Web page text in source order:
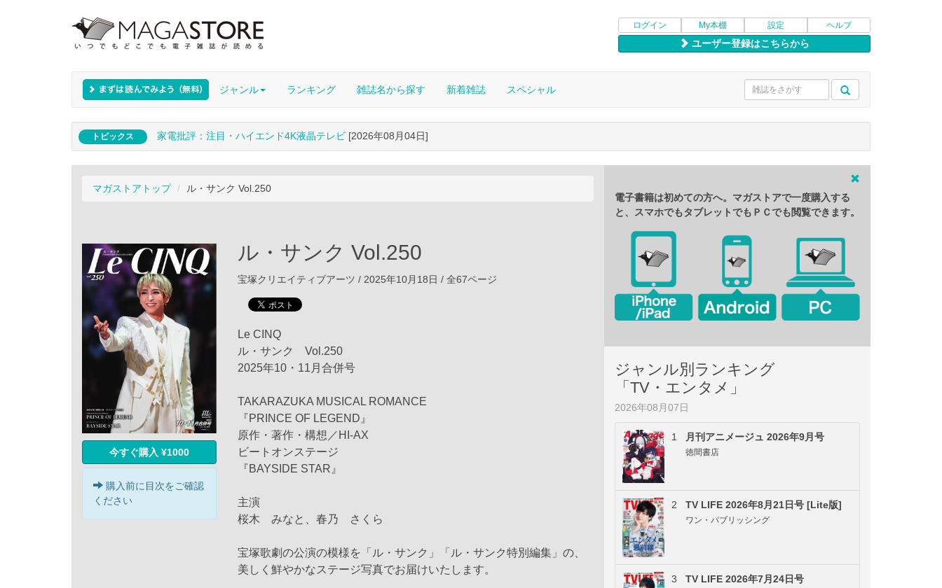
ログイン My本棚 設定 ヘルプ
ユーザー登録はこちらから
ジャンル ランキング 雑誌名から探す 新着雑誌 スペシャル
トピックス 家電批評：注目・ハイエンド4K液晶テレビ [2026年08月04日]
マガストアトップ ル・サンク Vol.250
今すぐ購入 ¥1000
購入前に目次をご確認
ください
ル・サンク Vol.250
宝塚クリエイティブアーツ / 2025年10月18日 / 全67ページ
Le CINQ
ル・サンク Vol.250
2025年10・11月合併号
TAKARAZUKA MUSICAL ROMANCE
『PRINCE OF LEGEND』
原作・著作・構想／HI-AX
ビートオンステージ
『BAYSIDE STAR』
主演
桜木 みなと、春乃 さくら
宝塚歌劇の公演の模様を「ル・サンク」「ル・サンク特別編集」の、
美しく鮮やかなステージ写真でお届けいたします。
電子書籍は初めての方へ。マガストアで一度購入する
と、スマホでもタブレットでもＰＣでも閲覧できます。
ジャンル別ランキング
「TV・エンタメ」
2026年08月07日
1 月刊アニメージュ 2026年9月号
徳間書店
2 TV LIFE 2026年8月21日号 [Lite版]
ワン・パブリッシング
3 TV LIFE 2026年7月24日号